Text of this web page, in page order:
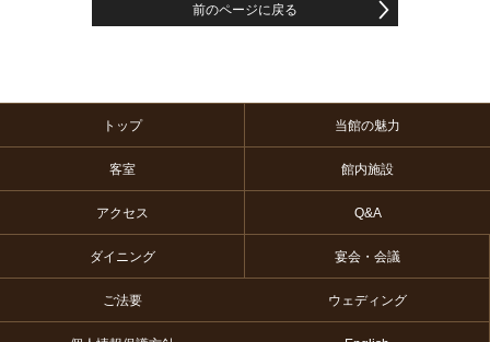
前のページに戻る
トップ 当館の魅力
客室 館内施設
アクセス Q&A
ダイニング 宴会・会議
ご法要 ウェディング